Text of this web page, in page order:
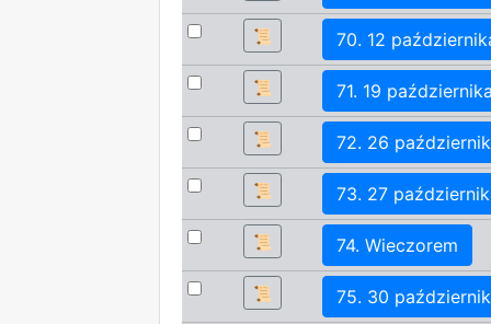
📜 70. 12
📜 71. 19
📜 72. 26
📜 73. 27
📜 74. Wieczorem
📜 75. 30